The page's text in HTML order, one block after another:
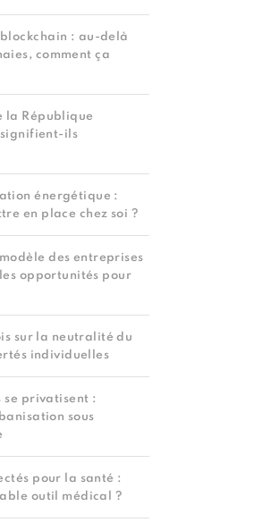
: au-delà
comment ça
la République
ils
énergétique :
en place chez soi ?
des entreprises
opportunités pour
sur la neutralité du
individuelles
se privatisent :
sous
pour la santé :
outil médical ?